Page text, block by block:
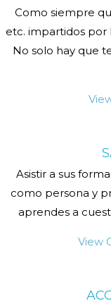
Como siempre
etc. impartidos por
No solo hay que
Asistir a sus
como persona y
aprendes a
View